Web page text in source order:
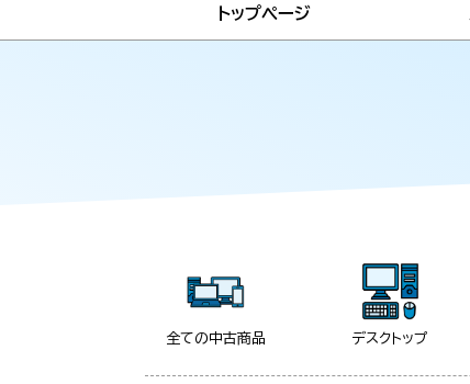
トップページ
全ての中古商品 デスクトップ